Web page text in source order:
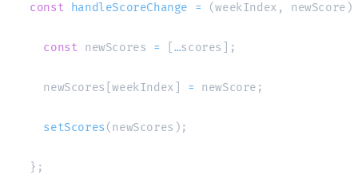
const handleScoreChange = (weekIndex , newScore )
const newScores = …scores ;
    newScores
[weekIndex = newScore ;
setScores( newScores ) ;
} ;